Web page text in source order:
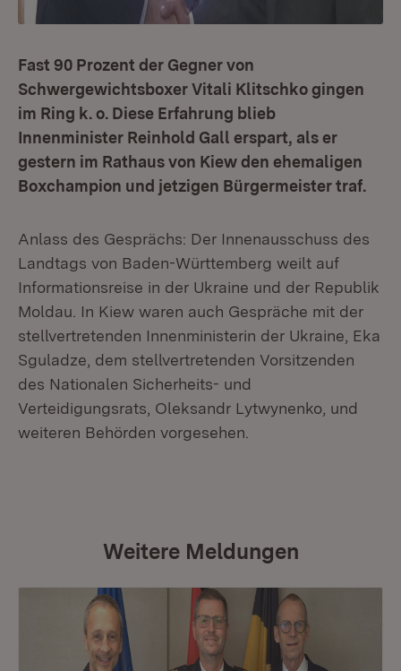
Fast 90 Prozent der Gegner von
Schwergewichtsboxer Vitali Klitschko gingen
im Ring k. o. Diese Erfahrung blieb
Innenminister Reinhold Gall erspart, als er
gestern im Rathaus von Kiew den ehemaligen
Boxchampion und jetzigen Bürgermeister traf.
Anlass des Gesprächs: Der Innenausschuss des
Landtags von Baden-Württemberg weilt auf
Informationsreise in der Ukraine und der Republik
Moldau. In Kiew waren auch Gespräche mit der
stellvertretenden Innenministerin der Ukraine, Eka
Sguladze, dem stellvertretenden Vorsitzenden
des Nationalen Sicherheits- und
Verteidigungsrats, Oleksandr Lytwynenko, und
weiteren Behörden vorgesehen.
Weitere Meldungen